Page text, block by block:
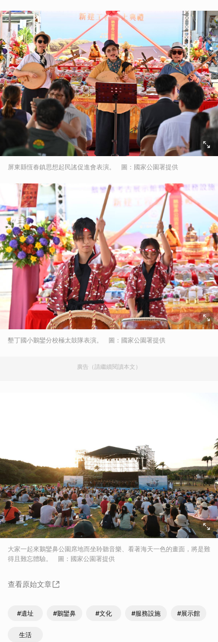
屏東縣恆春鎮思想起民謠促進會表演。 圖：國家公園署提供
墾丁國小鵝鑾分校極太鼓隊表演。 圖：國家公園署提供
廣告（請繼續閱讀本文）
大家一起來鵝鑾鼻公園席地而坐聆聽音樂、看著海天一色的畫面，將是難
得且難忘體驗。 圖：國家公園署提供
查看原始文章
#遺址 #鵝鑾鼻 #文化 #服務設施 #展示館
生活